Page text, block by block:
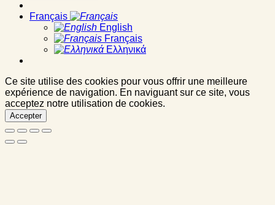
Français
English
Français
Ελληνικά
Ce site utilise des cookies pour vous offrir une meilleure
expérience de navigation. En naviguant sur ce site, vous
acceptez notre utilisation de cookies.
Accepter